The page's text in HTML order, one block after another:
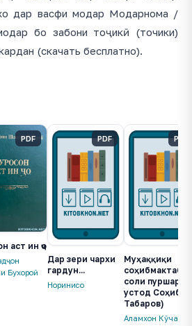
дар васфи модар Модарнома /
бо забони тоҷикӣ (точики)
(скачать бесплатно).
PDF
аст ин ҷо
Бухороӣ
PDF
Дар зери чархи
гардун...
Норинисо
PDF
Муҳаққиқи
соҳибмактаб
соли
устод Соҳиб
Табаров)
Аламхон Кӯчаров